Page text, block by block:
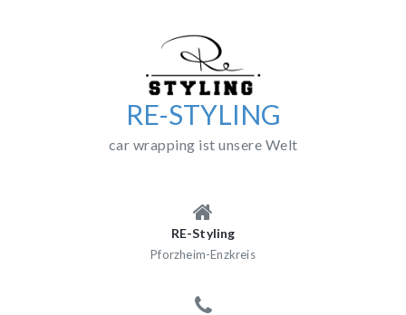
RE-STYLING
car wrapping ist unsere Welt
RE-Styling
Pforzheim-Enzkreis